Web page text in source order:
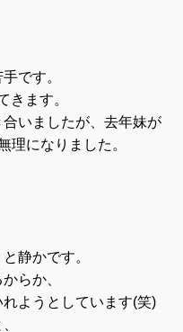
です。
きます。
いましたが、去年妹が
理になりました。
静かです。
らか、
ようとしています(笑)